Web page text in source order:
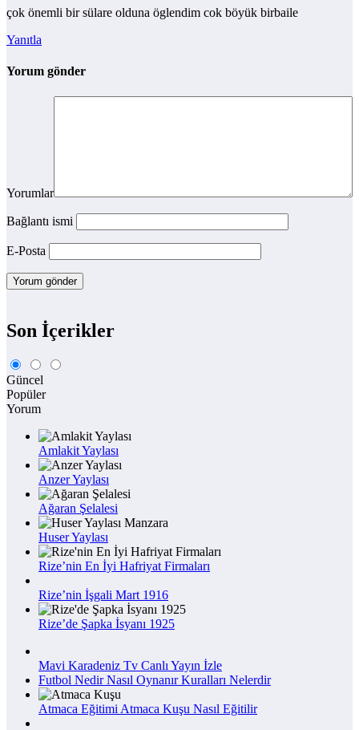
çok önemli bir sülare olduna öglendim cok böyük birbaile
Yanıtla
Yorum gönder
Yorumlar
Bağlantı ismi
E-Posta
Son İçerikler
Güncel
Popüler
Yorum
Amlakit Yaylası
Anzer Yaylası
Ağaran Şelalesi
Huser Yaylası
Rize’nin En İyi Hafriyat Firmaları
Rize’nin İşgali Mart 1916
Rize’de Şapka İsyanı 1925
Mavi Karadeniz Tv Canlı Yayın İzle
Futbol Nedir Nasıl Oynanır Kuralları Nelerdir
Atmaca Eğitimi Atmaca Kuşu Nasıl Eğitilir